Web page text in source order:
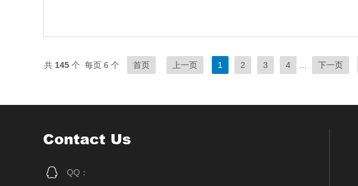
共 145 个 每页 6 个 首页 上一页 1 2 3 4 下一页
Contact Us
QQ：